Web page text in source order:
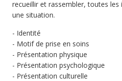
recueillir et rassembler, toutes
une situation.
Identité
Motif de prise en soins
Présentation physique
Présentation psychologique
Présentation culturelle